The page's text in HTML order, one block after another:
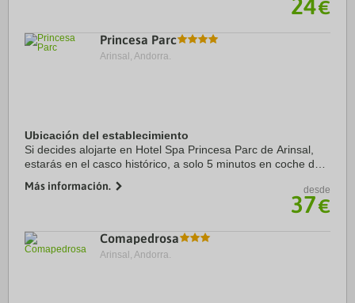
24€
Princesa Parc
Arinsal, Andorra.
Ubicación del establecimiento
Si decides alojarte en Hotel Spa Princesa Parc de Arinsal,
estarás en el casco histórico, a solo 5 minutos en coche de
este hotel elegante se ...
Más información. desde
37€
Comapedrosa
Arinsal, Andorra.